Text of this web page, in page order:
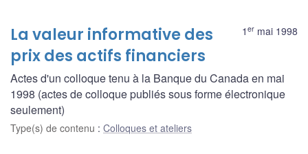
1 er mai 1998
La valeur informative des
prix des actifs financiers
Actes d'un colloque tenu à la Banque du Canada en mai
1998 (actes de colloque publiés sous forme électronique
seulement)
Type(s) de contenu : Colloques et ateliers